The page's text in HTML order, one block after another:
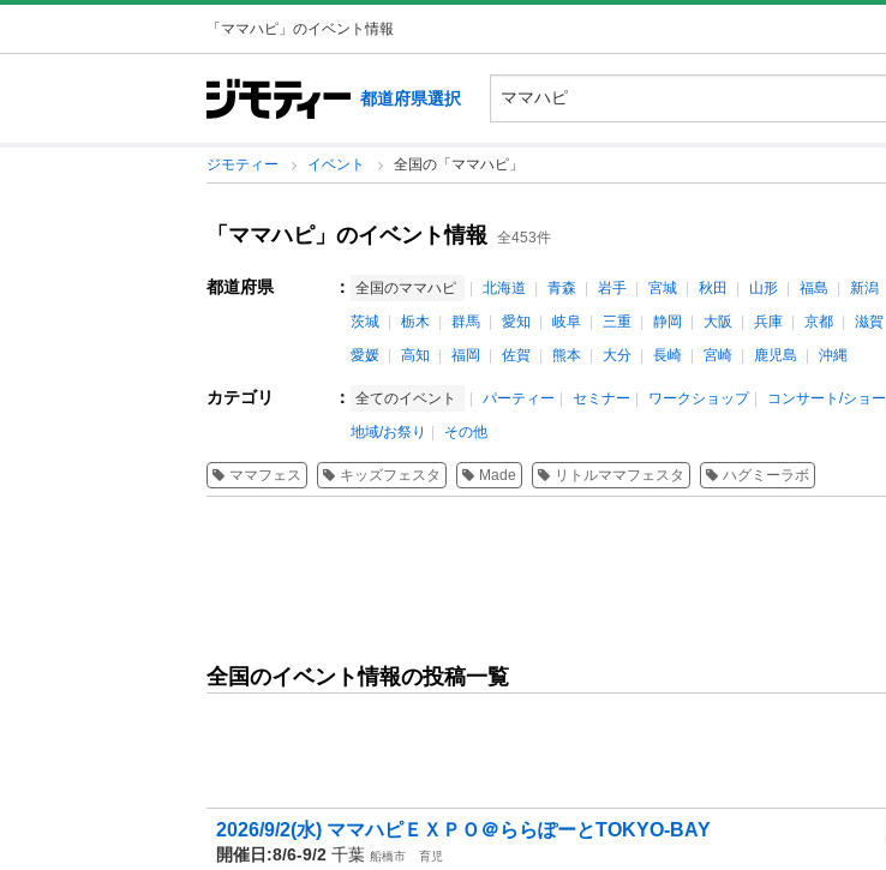
「ママハピ」のイベント情報
都道府県選択
ジモティー イベント 全国の「ママハピ」
「ママハピ」のイベント情報 全453件
都道府県 ： 全国のママハピ 北海道 青森 岩手 宮城 秋田 山形 福島 新潟
茨城
栃木 群馬 愛知 岐阜 三重 静岡 大阪 兵庫 京都 滋賀
愛媛
高知 福岡 佐賀 熊本 大分 長崎 宮崎 鹿児島 沖縄
カテゴリ ： 全てのイベント パーティー セミナー ワークショップ コンサート/ショー
地域/お祭り
その他
ママフェス キッズフェスタ Made リトルママフェスタ ハグミーラボ
全国のイベント情報の投稿一覧
2026/9/2(水) ママハピＥＸＰＯ＠ららぽーとTOKYO-BAY
開催日:8/6-9/2 千葉 船橋市
育児